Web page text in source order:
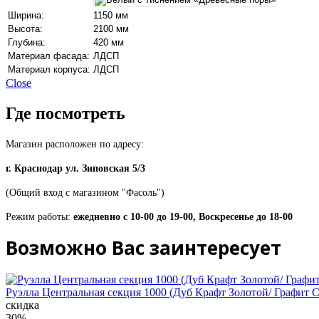
Ширина:
1150 мм
Высота:
2100 мм
Глубина:
420 мм
Материал фасада: ЛДСП
Материал корпуса: ЛДСП
Close
Где посмотреть
Магазин расположен по адресу:
г. Краснодар ул. Зиповская 5/3
(Общий вход с магазином "Фасоль")
Режим работы: ежедневно с 10-00 до 19-00, Воскресенье до 18-00
Возможно Вас заинтересует
Руэлла Центральная секция 1000 (Дуб Крафт Золотой/ Графит
скидка